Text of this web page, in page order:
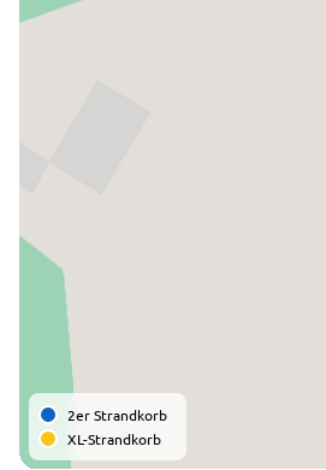
2er Strandkorb
XL-Strandkorb